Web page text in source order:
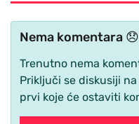
Nema komentara 😞
Trenutno nema
Priključi se diskusiji
prvi koje će ostaviti